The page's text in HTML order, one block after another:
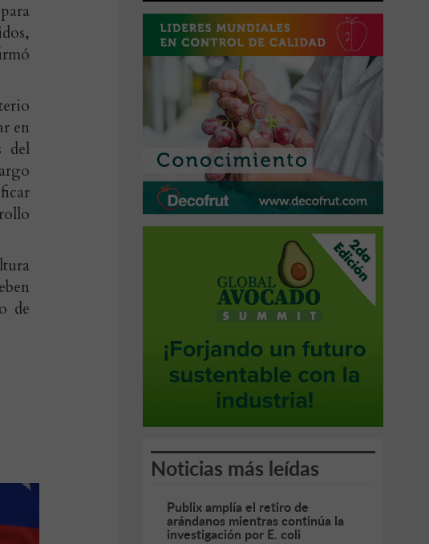
en
del
de
Noticias más leídas
Publix amplía el retiro de
arándanos mientras continúa la
investigación por E. coli